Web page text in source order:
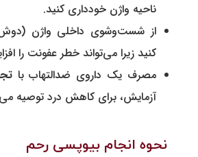
ناحیه واژن خودداری کنید.
از شست‌وشوی داخلی واژن (دوش
کنید زیرا می‌تواند خطر عفونت را
مصرف یک داروی ضدالتهاب با
آزمایش، برای کاهش درد توصیه
نحوه انجام بیوپسی رحم